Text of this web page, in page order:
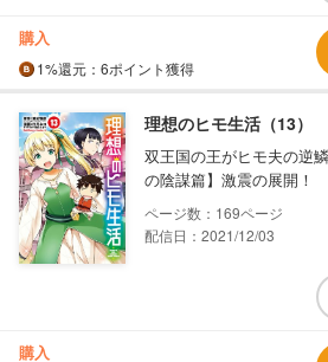
購入
1%還元 ：6ポイント獲得
理想のヒモ生活（13）
双王国の王がヒモ夫の逆
の陰謀篇】激震の展開！
169
配信日：2021/12/03
購入